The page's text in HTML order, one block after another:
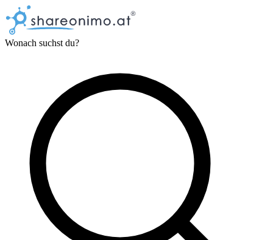
Wonach suchst du?